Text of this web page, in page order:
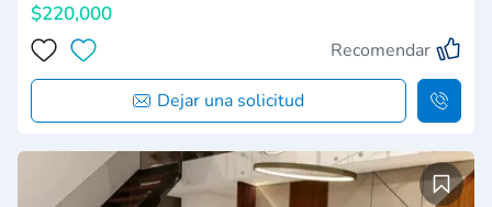
$220,000
Recomendar
Dejar una solicitud